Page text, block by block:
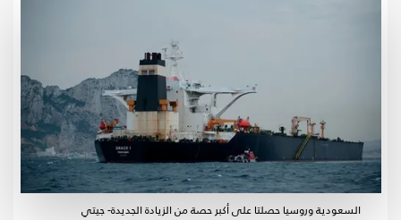
السعودية وروسيا حصلتا على أكبر حصة من الزيادة الجديدة- جيتي